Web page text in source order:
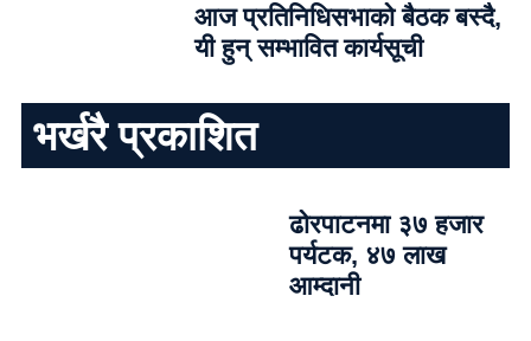
आज प्रतिनिधिसभाको बैठक बस्दै,
यी हुन् सम्भावित कार्यसूची
भर्खरै प्रकाशित
ढोरपाटनमा ३७ हजार
पर्यटक, ४७ लाख
आम्दानी